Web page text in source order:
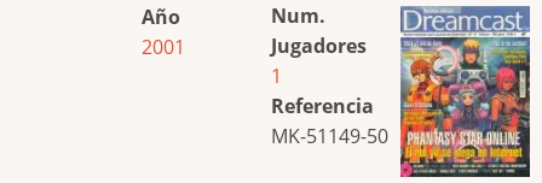
Año
2001
Num.
Jugadores
1
Referencia
MK-51149-50